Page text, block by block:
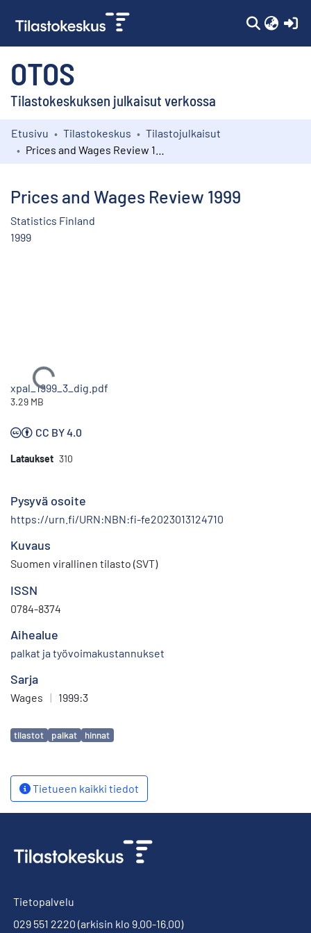
OTOS
Tilastokeskuksen julkaisut verkossa
Kokoelmat
Etusivu Tilastokeskus
Tilastojulkaisut
Prices and Wages Review 1999
Statistics Finland
1999
Ladataan...
xpal_1999_3_dig.pdf
3.29 MB
CC BY 4.0
Lataukset 310
Pysyvä osoite
https://urn.fi/URN:NBN:fi-fe2023013124710
Kuvaus
Suomen virallinen tilasto (SVT)
ISSN
0784-8374
Aihealue
palkat ja työvoimakustannukset
Sarja
Wages | 1999:3
Avainsanat
tilastot palkat hinnat
Tietueen kaikki tiedot
Tietopalvelu
029 551 2220 (arkisin klo 9.00-16.00)